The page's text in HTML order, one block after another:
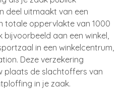
deel uitmaakt van een
totale oppervlakte van 1000
bijvoorbeeld aan een winkel,
in een winkelcentrum,
Deze verzekering
plaats de slachtoffers van
in je zaak.